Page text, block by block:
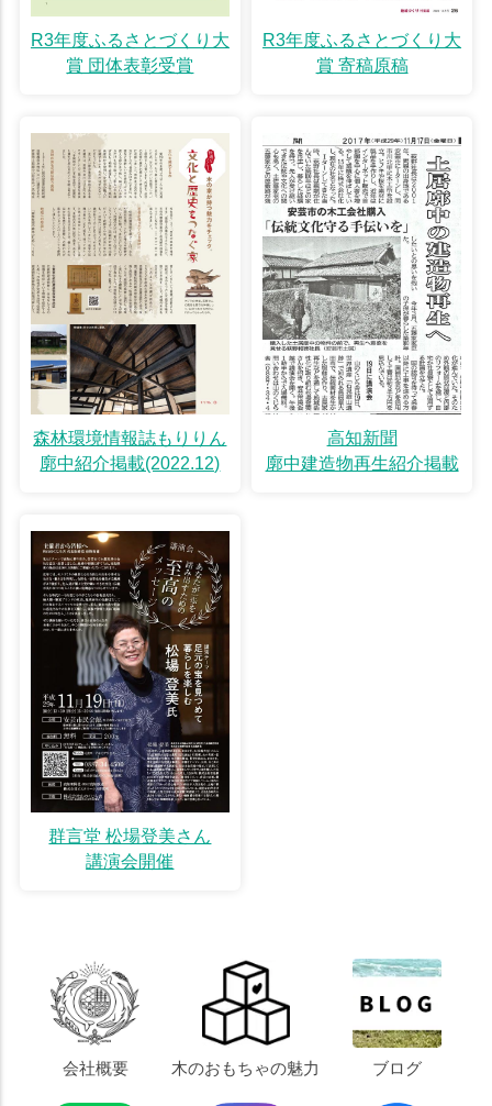
R3年度ふるさとづくり大
賞 団体表彰受賞
R3年度ふるさとづくり大
賞 寄稿原稿
森林環境情報誌もりりん
廓中紹介掲載(2022.12)
高知新聞
廓中建造物再生紹介掲載
群言堂 松場登美さん
講演会開催
会社概要 木のおもちゃの魅力 ブログ